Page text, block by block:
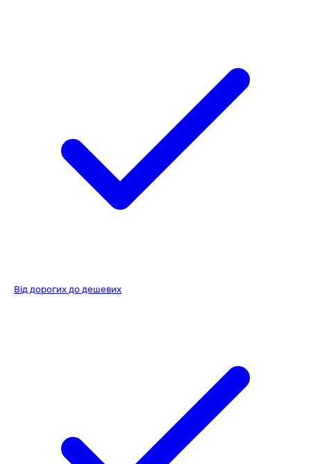
Від дорогих до дешевих